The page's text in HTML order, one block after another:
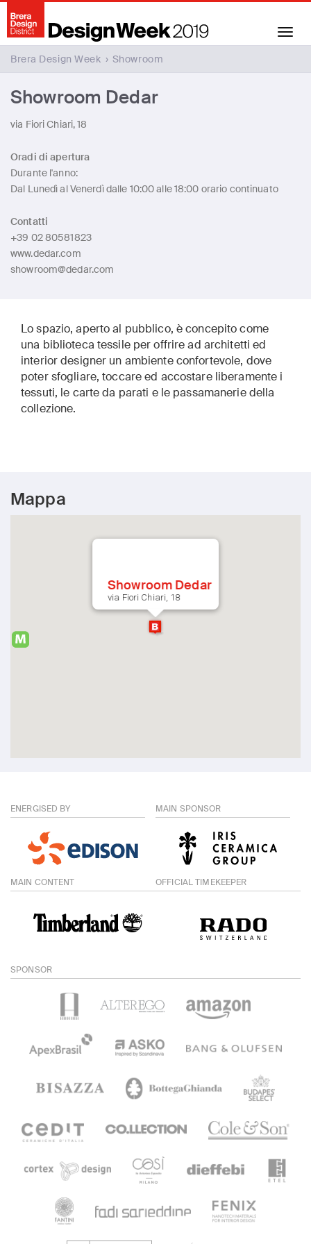
Toggle
navigation
Brera Design Week › Showroom
Showroom Dedar
via Fiori Chiari, 18
Oradi di apertura
Durante l'anno:
Dal Lunedì al Venerdì dalle 10:00 alle 18:00 orario continuato
Contatti
+39 02 80581823
www.dedar.com
showroom@dedar.com
Lo spazio, aperto al pubblico, è concepito come
una biblioteca tessile per offrire ad architetti ed
interior designer un ambiente confortevole, dove
poter sfogliare, toccare ed accostare liberamente i
tessuti, le carte da parati e le passamanerie della
collezione.
Mappa
Showroom Dedar
via Fiori Chiari, 18
ENERGISED BY MAIN SPONSOR
MAIN CONTENT OFFICIAL TIMEKEEPER
SPONSOR